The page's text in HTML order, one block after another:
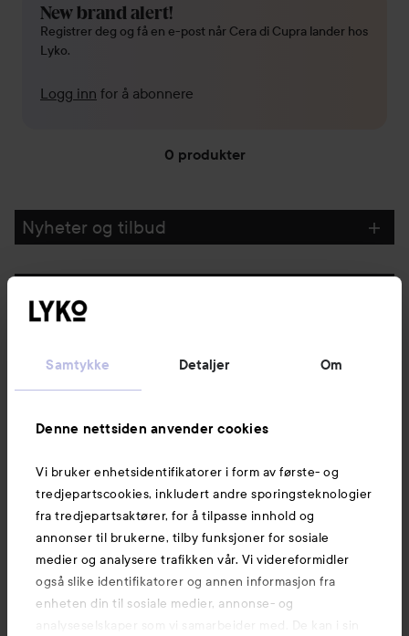
Samtykke Detaljer Om
Denne nettsiden anvender cookies
Vi bruker enhetsidentifikatorer i form av første- og
tredjepartscookies, inkludert andre sporingsteknologier
fra tredjepartsaktører, for å tilpasse innhold og
annonser til brukerne, tilby funksjoner for sosiale
medier og analysere trafikken vår. Vi videreformidler
også slike identifikatorer og annen informasjon fra
enheten din til sosiale medier, annonse- og
analyseselskaper som vi samarbeider med. De kan i sin
en forankring i farmasi og forskningen ved hovedkontoret i
Milano. De har tre produktlinjer, Beauty Recipe, Moisturizing
produktene produseres i Italia og i deres egen fabrikk.
New brand alert!
Registrer deg og få en e-post når Cera di Cupra lander hos
Lyko.
Logg inn for å abonnere
0 produkter
Nyheter og tilbud
Kundeservice
Informasjon
Også av interesse